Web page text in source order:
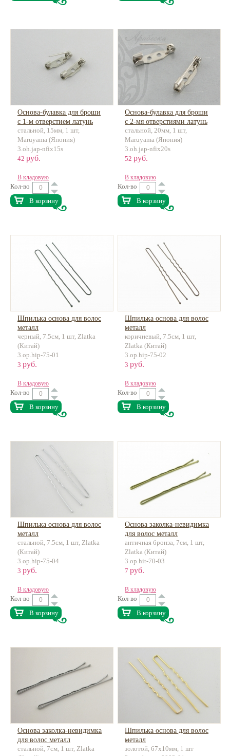
Основа-булавка для броши
с 1-м отверстием латунь
стальной, 15мм, 1 шт,
Maruyama (Япония)
3.oh.jap-nfix15s
42 руб.
В кладовую
Кол-во
В корзину
Основа-булавка для броши
с 2-мя отверстиями латунь
стальной, 20мм, 1 шт,
Maruyama (Япония)
3.oh.jap-nfix20s
52 руб.
В кладовую
Кол-во
В корзину
Шпилька основа для волос
металл
черный, 7.5см, 1 шт, Zlatka
(Китай)
3.op.hip-75-01
3 руб.
В кладовую
Кол-во
В корзину
Шпилька основа для волос
металл
коричневый, 7.5см, 1 шт,
Zlatka (Китай)
3.op.hip-75-02
3 руб.
В кладовую
Кол-во
В корзину
Шпилька основа для волос
металл
стальной, 7.5см, 1 шт, Zlatka
(Китай)
3.op.hip-75-04
3 руб.
В кладовую
Кол-во
В корзину
Основа заколка-невидимка
для волос металл
античная бронза, 7см, 1 шт,
Zlatka (Китай)
3.op.hit-70-03
7 руб.
В кладовую
Кол-во
В корзину
Основа заколка-невидимка
для волос металл
стальной, 7см, 1 шт, Zlatka
Шпилька основа для волос
металл
золотой, 67х10мм, 1 шт